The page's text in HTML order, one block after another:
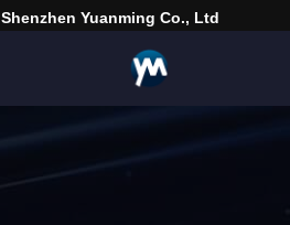
Shenzhen Yuanming Co., Ltd